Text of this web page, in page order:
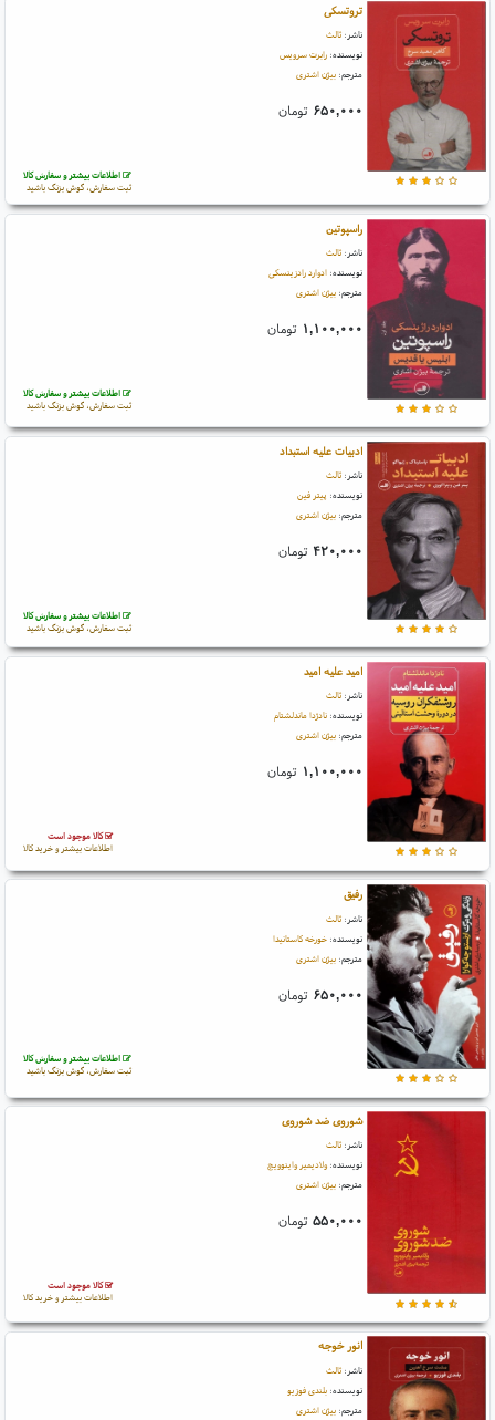
تروتسکی
ناشر: ثالث
نویسنده: رابرت سرویس
مترجم: بیژن اشتری
۶۵۰,۰۰۰ تومان
اطلاعات بیشتر و سفارش کالا
ثبت سفارش، گوش بزنگ باشید
راسپوتین
ناشر: ثالث
نویسنده: ادوارد رادزینسکی
مترجم: بیژن اشتری
۱,۱۰۰,۰۰۰ تومان
اطلاعات بیشتر و سفارش کالا
ثبت سفارش، گوش بزنگ باشید
ادبیات علیه استبداد
ناشر: ثالث
نویسنده: پیتر فین
مترجم: بیژن اشتری
۴۲۰,۰۰۰ تومان
اطلاعات بیشتر و سفارش کالا
ثبت سفارش، گوش بزنگ باشید
امید علیه امید
ناشر: ثالث
نویسنده: نادژدا ماندلشتام
مترجم: بیژن اشتری
۱,۱۰۰,۰۰۰ تومان
کالا موجود است
اطلاعات بیشتر و خرید کالا
رفیق
ناشر: ثالث
نویسنده: خورخه کاستانیدا
مترجم: بیژن اشتری
۶۵۰,۰۰۰ تومان
اطلاعات بیشتر و سفارش کالا
ثبت سفارش، گوش بزنگ باشید
شوروی ضد شوروی
ناشر: ثالث
نویسنده: ولادیمیر واینوویچ
مترجم: بیژن اشتری
۵۵۰,۰۰۰ تومان
کالا موجود است
اطلاعات بیشتر و خرید کالا
انور خوجه
ناشر: ثالث
نویسنده: بلندی فوزیو
مترجم: بیژن اشتری